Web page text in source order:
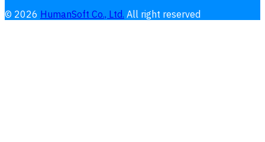
© 2026 HumanSoft Co., Ltd. All right reserved